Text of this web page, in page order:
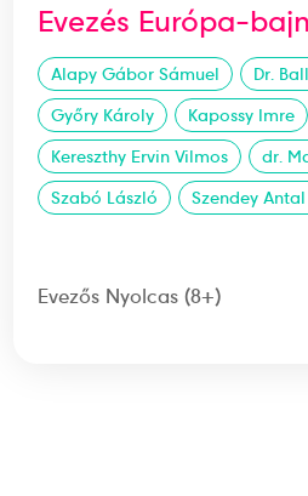
Evezés Európa-
Alapy Gábor Sámuel
Dr.
Győry Károly
Kapossy Imre
Kereszthy Ervin Vilmos
dr.
Szabó László
Szendey
Evezős Nyolcas (8+)